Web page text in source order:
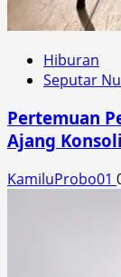
Hiburan
Seputar
Pertemuan
Ajang
KamiluProbo01